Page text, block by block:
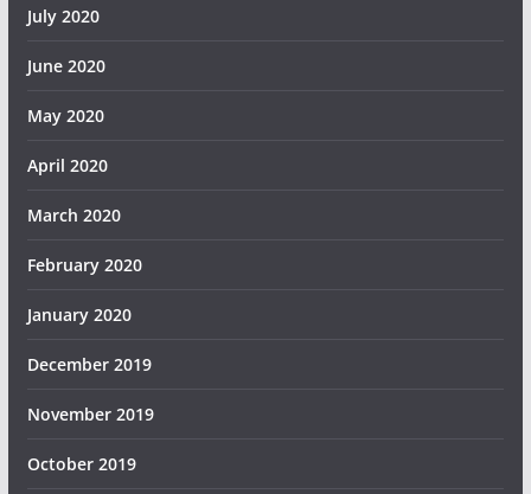
July 2020
June 2020
May 2020
April 2020
March 2020
February 2020
January 2020
December 2019
November 2019
October 2019